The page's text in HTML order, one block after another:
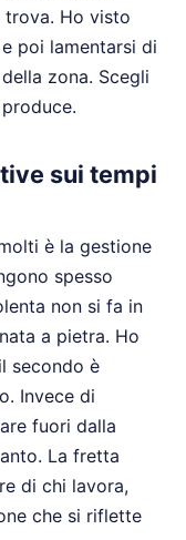
Ho visto
poi lamentarsi di
zona. Scegli
sui tempi
è la gestione
spesso
non si fa in
a pietra. Ho
secondo è
Invece di
fuori dalla
La fretta
di chi lavora,
che si riflette